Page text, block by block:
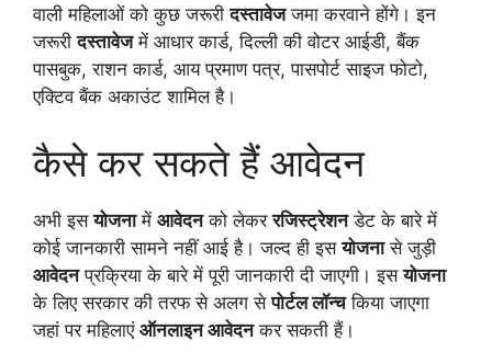
वाली महिलाओं को कुछ जरूरीदस्तावेजजमा करवाने होंगे। इन
जरूरीदस्तावेजमें आधार कार्ड, दिल्ली की वोटर आईडी, बैंक
पासबुक, राशन कार्ड, आय प्रमाण पत्र, पासपोर्ट साइज फोटो,
एक्टिव बैंक अकाउंट शामिल है।
कैसे कर सकते हैं आवेदन
अभी इसयोजनामें आवेदनको लेकररजिस्ट्रेशनडेट के बारे में
कोई जानकारी सामने नहीं आई है। जल्द ही इसयोजनासे जुड़ी
आवेदनप्रक्रिया के बारे में पूरी जानकारी दी जाएगी। इसयोजना
के लिए सरकार की तरफ से अलग सेपोर्टल लॉन्चकिया जाएगा
जहां पर महिलाएं ऑनलाइन आवेदनकर सकती हैं।